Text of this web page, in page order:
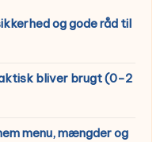
og gode råd til
bliver brugt (0-2
menu, mængder og